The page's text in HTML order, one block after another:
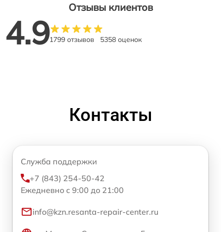
Отзывы клиентов
4.91799 отзывов 5358 оценок
Контакты
Служба поддержки
+7 (843) 254-50-42
Ежедневно с 9:00 до 21:00
info@kzn.resanta-repair-center.ru